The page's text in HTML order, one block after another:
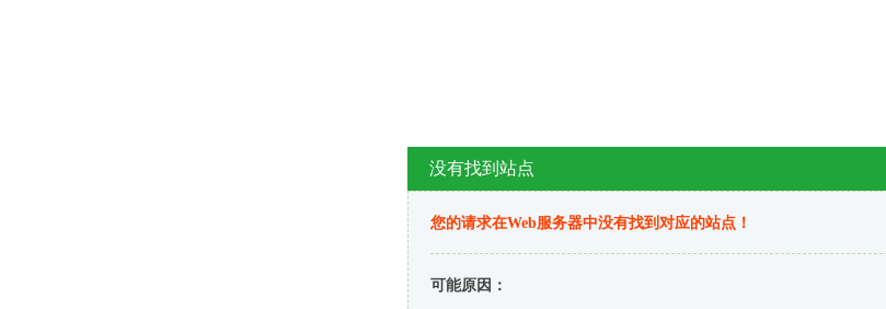
没有找到站点
您的请求在Web服务器中没有找到对应的站点！
可能原因：